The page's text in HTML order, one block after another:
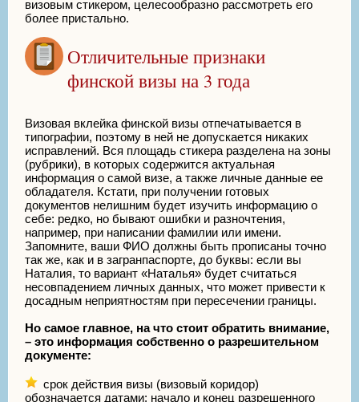
визовым стикером, целесообразно рассмотреть его
более пристально.
Отличительные признаки
финской визы на 3 года
Визовая вклейка финской визы отпечатывается в
типографии, поэтому в ней не допускается никаких
исправлений. Вся площадь стикера разделена на зоны
(рубрики), в которых содержится актуальная
информация о самой визе, а также личные данные ее
обладателя. Кстати, при получении готовых
документов нелишним будет изучить информацию о
себе: редко, но бывают ошибки и разночтения,
например, при написании фамилии или имени.
Запомните, ваши ФИО должны быть прописаны точно
так же, как и в загранпаспорте, до буквы: если вы
Наталия, то вариант «Наталья» будет считаться
несовпадением личных данных, что может привести к
досадным неприятностям при пересечении границы.
Но самое главное, на что стоит обратить внимание,
– это информация собственно о разрешительном
документе:
срок действия визы (визовый коридор)
обозначается датами: начало и конец разрешенного